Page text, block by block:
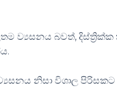
ව්‍යසනය බවත්,
නිසා විශාල